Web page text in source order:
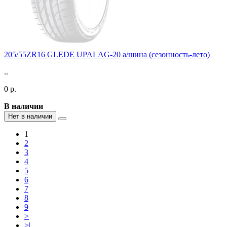
205/55ZR16 GLEDE UPALAG-20 а/шина (сезонность-лето)
..
0 р.
В наличии
Нет в наличии
1
2
3
4
5
6
7
8
9
>
>|